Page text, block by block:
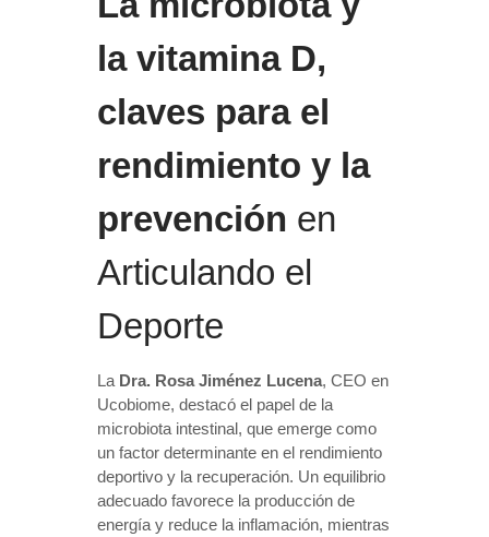
la vitamina D,
claves para el
rendimiento y la
prevención en
Articulando el
Deporte
La Dra. Rosa Jiménez Lucena, CEO en
Ucobiome, destacó el papel de la
microbiota intestinal, que emerge como
un factor determinante en el rendimiento
deportivo y la recuperación. Un equilibrio
adecuado favorece la producción de
energía y reduce la inflamación, mientras